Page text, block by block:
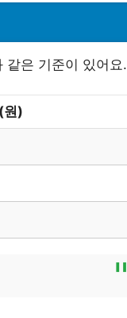
같은 기준이 있어요.
원)